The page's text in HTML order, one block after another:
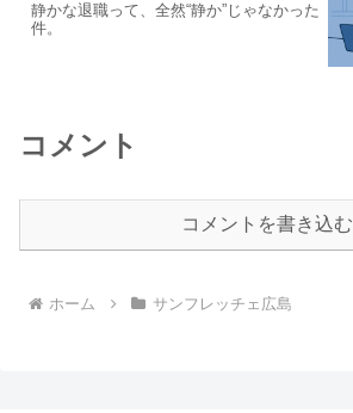
静かな退職って、全然“静か”じゃなかった
件。
コメント
コメントを書き込む
ホーム サンフレッチェ広島